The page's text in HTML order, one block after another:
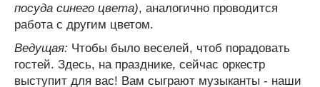
посуда синего цвета), аналогично проводится
работа с другим цветом.
Ведущая: Чтобы было веселей, чтоб порадовать
гостей. Здесь, на празднике, сейчас оркестр
выступит для вас! Вам сыграют музыканты - наши